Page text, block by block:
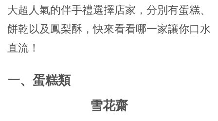
大超人氣的伴手禮選擇店家，分別有蛋糕、
餅乾以及鳳梨酥，快來看看哪一家讓你口水
直流！
一、蛋糕類
雪花齋